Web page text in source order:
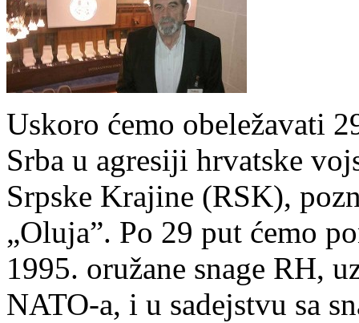
Uskoro ćemo obeležavati
Srba u agresiji hrvatske
Srpske Krajine (RSK),
„Oluja”. Po 29 put ćemo
1995. oružane snage RH,
NATO-a, i u sadejstvu sa